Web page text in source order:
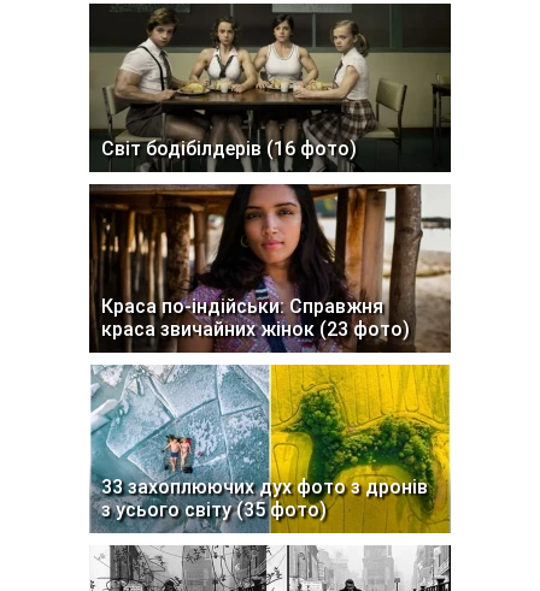
Світ бодібілдерів (16 фото)
Краса по-індійськи: Справжня
краса звичайних жінок (23 фото)
33 захоплюючих дух фото з дронів
з усього світу (35 фото)